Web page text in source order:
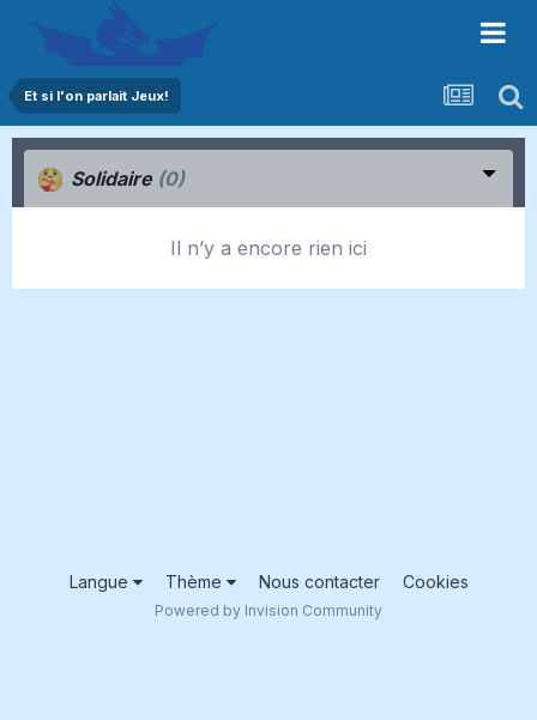
Et si l'on parlait Jeux!
Solidaire (0)
Il n’y a encore rien ici
Langue Thème Nous contacter Cookies
Powered by Invision Community